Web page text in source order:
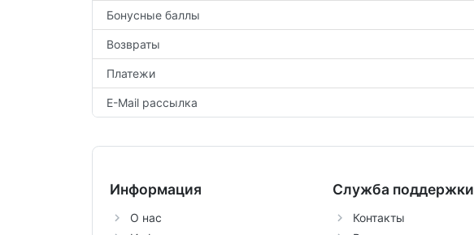
Бонусные баллы
Возвраты
Платежи
E-Mail рассылка
Информация
О нас
Служба поддержки
Контакты